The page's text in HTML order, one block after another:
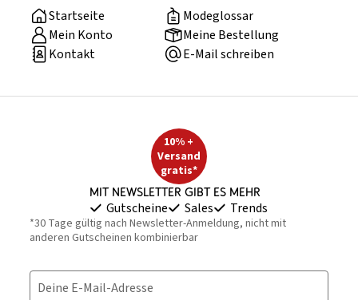
Startseite
Modeglossar
Mein Konto
Meine Bestellung
Kontakt
E-Mail schreiben
10% +
Versand
gratis*
Mit Newsletter gibt es mehr
Gutscheine Sales Trends
*30 Tage gültig nach Newsletter-Anmeldung, nicht mit
anderen Gutscheinen kombinierbar
Deine E-Mail-Adresse